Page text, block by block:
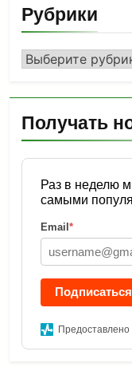
Рубрики
Рубрики
Получать
Раз в неделю
самыми
Email *
Подписаться